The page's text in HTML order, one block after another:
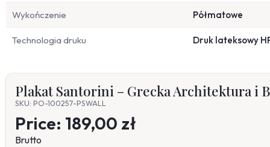
Wykończenie Półmatowe
Technologia druku Druk lateksowy
Plakat Santorini – Grecka Architektura i
SKU: PO-100257-PSWALL
Price: 189,00 zł
Brutto